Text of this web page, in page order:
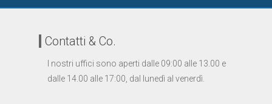
Contatti & Co.
I nostri uffici sono aperti dalle 09:00 alle 13.00 e
dalle 14.00 alle 17:00, dal lunedì al venerdì.